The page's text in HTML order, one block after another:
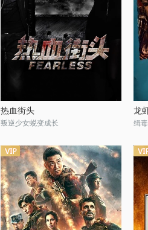
热血街头
叛逆少女蜕变成长
龙
缉